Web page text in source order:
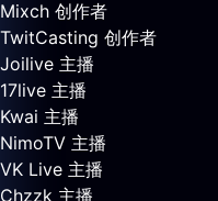
Mixch 创作者
TwitCasting 创作者
Joilive 主播
17live 主播
Kwai 主播
NimoTV 主播
VK Live 主播
Chzzk 主播